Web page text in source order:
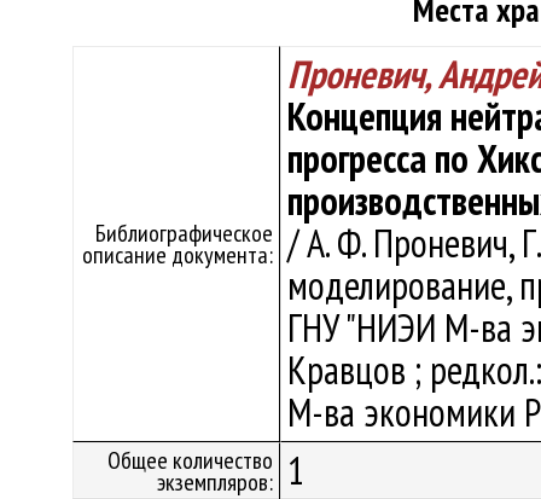
Места
Библиографическое
описание документа:
Проневич,
Концепция
прогресса по
/ А. Ф. Проневич,
моделирование,
ГНУ "НИЭИ М-ва
Кравцов ;
М-ва экономики
Общее количество
экземпляров: 1